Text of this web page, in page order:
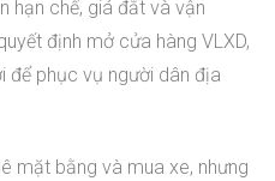
hạn chế, giá đắt và vận
định mở cửa hàng VLXD,
để phục vụ người dân địa
mặt bằng và mua xe, nhưng